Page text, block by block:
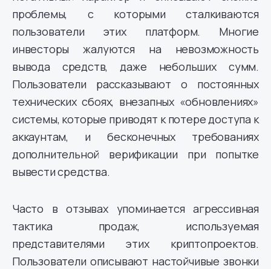
проблемы, с которыми сталкиваются
пользователи этих платформ. Многие
инвесторы жалуются на невозможность
вывода средств, даже небольших сумм.
Пользователи рассказывают о постоянных
технических сбоях, внезапных «обновлениях»
системы, которые приводят к потере доступа к
аккаунтам, и бесконечных требованиях
дополнительной верификации при попытке
вывести средства.
Часто в отзывах упоминается агрессивная
тактика продаж, используемая
представителями этих криптопроектов.
Пользователи описывают настойчивые звонки